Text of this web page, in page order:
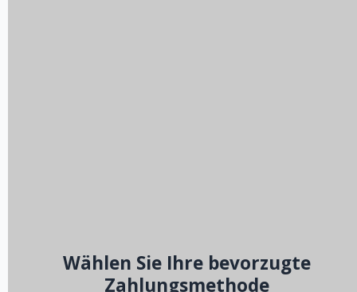
Wählen Sie Ihre bevorzugte
Zahlungsmethode